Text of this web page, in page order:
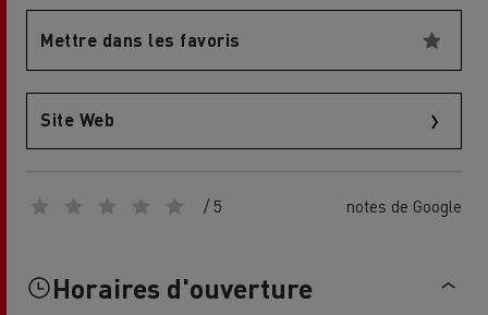
Mettre dans les favoris
Site Web
/ 5 notes de Google
Horaires d'ouverture